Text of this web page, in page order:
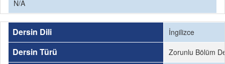
N/A
Dersin Dili İngilizce
Dersin Türü Zorunlu Bölüm